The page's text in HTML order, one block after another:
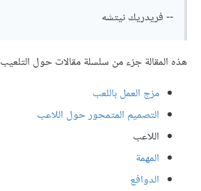
-- فريدريك نيتشه
هذه المقالة جزء من سلسلة مقالات حول التلعيب Gamification:
مزج العمل باللعب
التصميم المتمحور حول اللاعب
اللاعب
المهمة
الدوافع